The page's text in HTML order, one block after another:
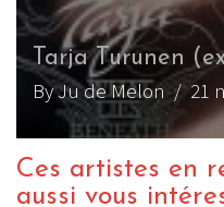
Tarja Turunen
By Ju de Melon / 21
Ces artistes en
aussi vous